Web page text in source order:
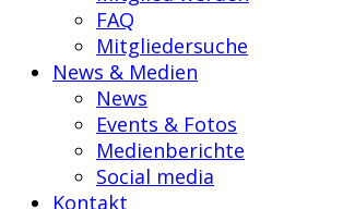
FAQ
Mitgliedersuche
News & Medien
News
Events & Fotos
Medienberichte
Social media
Kontakt